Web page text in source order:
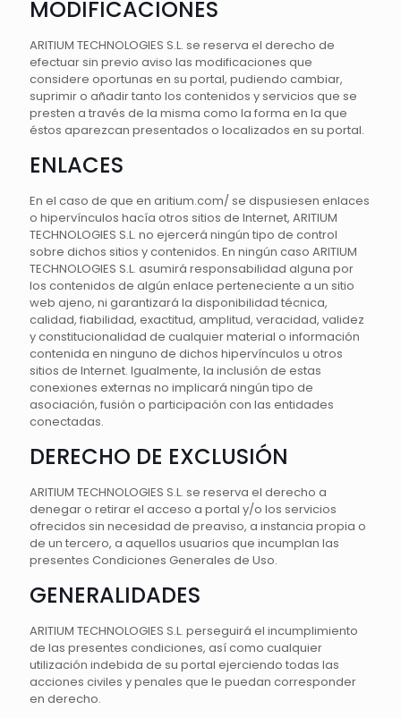
MODIFICACIONES
ARITIUM TECHNOLOGIES S.L. se reserva el derecho de
efectuar sin previo aviso las modificaciones que
considere oportunas en su portal, pudiendo cambiar,
suprimir o añadir tanto los contenidos y servicios que se
presten a través de la misma como la forma en la que
éstos aparezcan presentados o localizados en su portal.
ENLACES
En el caso de que en aritium.com/ se dispusiesen enlaces
o hipervínculos hacía otros sitios de Internet, ARITIUM
TECHNOLOGIES S.L. no ejercerá ningún tipo de control
sobre dichos sitios y contenidos. En ningún caso ARITIUM
TECHNOLOGIES S.L. asumirá responsabilidad alguna por
los contenidos de algún enlace perteneciente a un sitio
web ajeno, ni garantizará la disponibilidad técnica,
calidad, fiabilidad, exactitud, amplitud, veracidad, validez
y constitucionalidad de cualquier material o información
contenida en ninguno de dichos hipervínculos u otros
sitios de Internet. Igualmente, la inclusión de estas
conexiones externas no implicará ningún tipo de
asociación, fusión o participación con las entidades
conectadas.
DERECHO DE EXCLUSIÓN
ARITIUM TECHNOLOGIES S.L. se reserva el derecho a
denegar o retirar el acceso a portal y/o los servicios
ofrecidos sin necesidad de preaviso, a instancia propia o
de un tercero, a aquellos usuarios que incumplan las
presentes Condiciones Generales de Uso.
GENERALIDADES
ARITIUM TECHNOLOGIES S.L. perseguirá el incumplimiento
de las presentes condiciones, así como cualquier
utilización indebida de su portal ejerciendo todas las
acciones civiles y penales que le puedan corresponder
en derecho.